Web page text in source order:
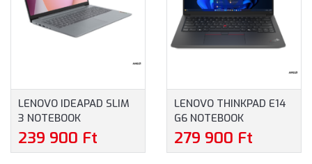
LENOVO IDEAPAD SLIM
3 NOTEBOOK
(82XQ00TVHV) - 15.6"
FULLHD, AMD RYZEN 5-
239 900 Ft
LENOVO THINKPAD E14
G6 NOTEBOOK
(21M3002FCX) - 14.0"
WUXGA, AMD RYZEN 5-
279 900 Ft